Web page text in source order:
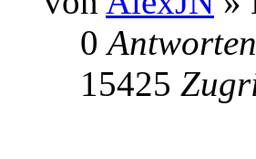
0Antworten
15425